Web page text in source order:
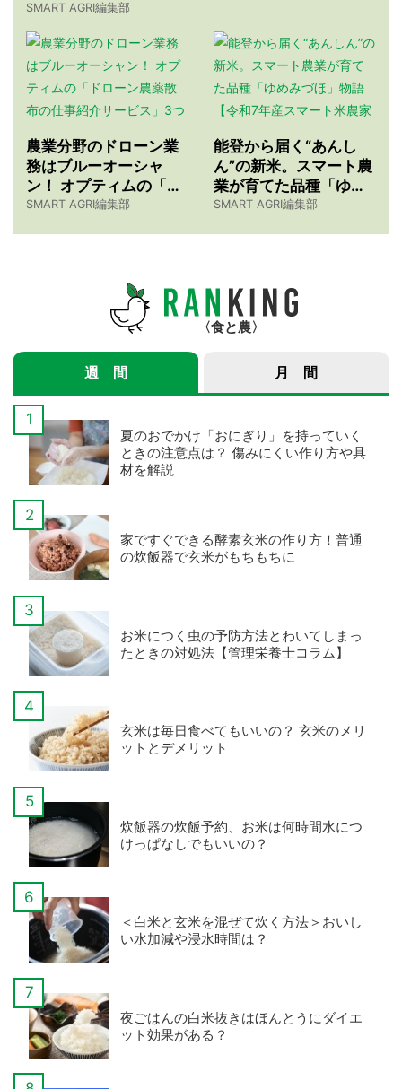
SMART AGRI編集部
農業分野のドローン業
務はブルーオーシャ
ン！ オプティムの「ド
ローン農薬散布の仕事
SMART AGRI編集部
能登から届く“あんし
ん”の新米。スマート農
業が育てた品種「ゆめ
みづほ」物語 【令和7
SMART AGRI編集部
食と農
週 間 月 間
夏のおでかけ「おにぎり」を持っていく
ときの注意点は？ 傷みにくい作り方や具
材を解説
家ですぐできる酵素玄米の作り方！普通
の炊飯器で玄米がもちもちに
お米につく虫の予防方法とわいてしまっ
たときの対処法【管理栄養士コラム】
玄米は毎日食べてもいいの？ 玄米のメリ
ットとデメリット
炊飯器の炊飯予約、お米は何時間水につ
けっぱなしでもいいの？
＜白米と玄米を混ぜて炊く方法＞おいし
い水加減や浸水時間は？
夜ごはんの白米抜きはほんとうにダイエ
ット効果がある？